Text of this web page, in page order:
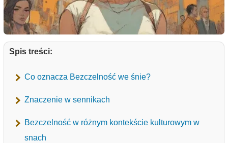
Spis treści:
Co oznacza Bezczelność we śnie?
Znaczenie w sennikach
Bezczelność w różnym kontekście kulturowym w
snach